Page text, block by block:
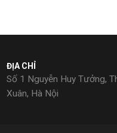
ĐỊA CHỈ
Số 1 Nguyễn Huy Tưởng,
Xuân, Hà Nội